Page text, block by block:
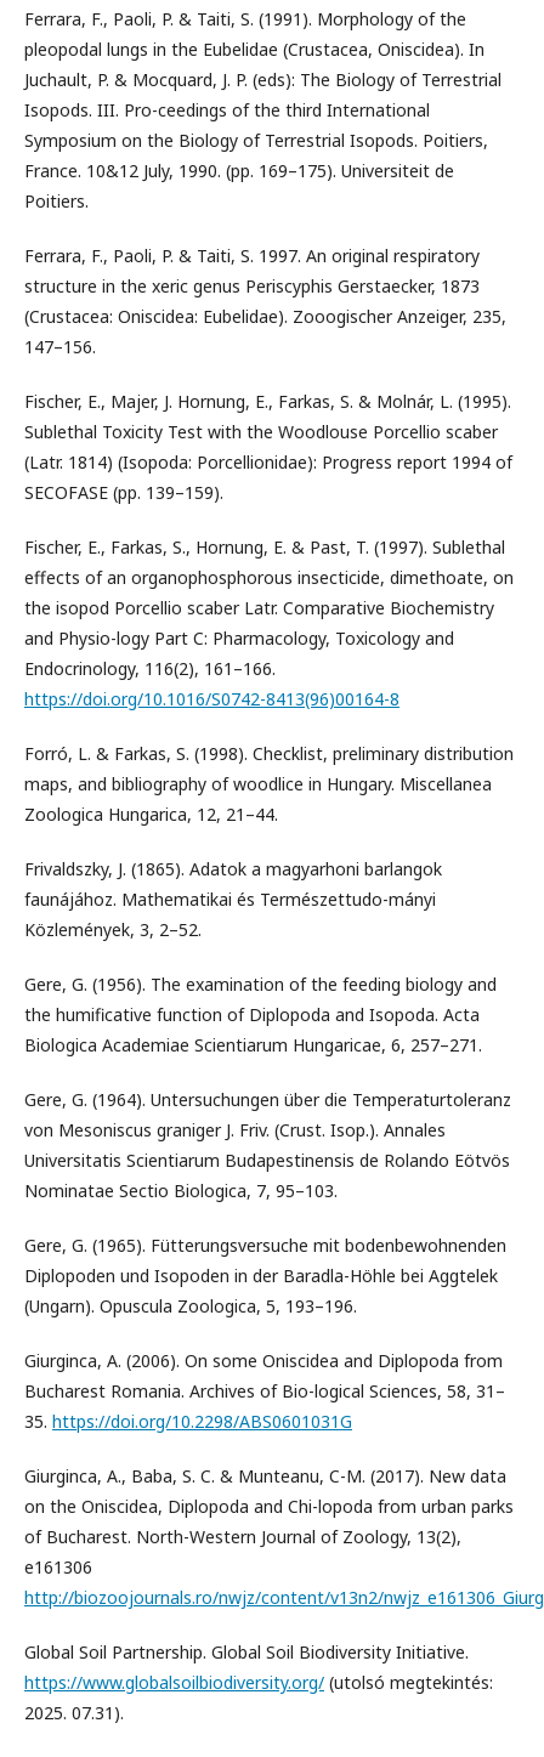
Ferrara, F., Paoli, P. & Taiti, S. (1991). Morphology of the
pleopodal lungs in the Eubelidae (Crustacea, Oniscidea). In
Juchault, P. & Mocquard, J. P. (eds): The Biology of Terrestrial
Isopods. III. Pro-ceedings of the third International
Symposium on the Biology of Terrestrial Isopods. Poitiers,
France. 10&12 July, 1990. (pp. 169–175). Universiteit de
Poitiers.
Ferrara, F., Paoli, P. & Taiti, S. 1997. An original respiratory
structure in the xeric genus Periscyphis Gerstaecker, 1873
(Crustacea: Oniscidea: Eubelidae). Zooogischer Anzeiger, 235,
147–156.
Fischer, E., Majer, J. Hornung, E., Farkas, S. & Molnár, L. (1995).
Sublethal Toxicity Test with the Woodlouse Porcellio scaber
(Latr. 1814) (Isopoda: Porcellionidae): Progress report 1994 of
SECOFASE (pp. 139–159).
Fischer, E., Farkas, S., Hornung, E. & Past, T. (1997). Sublethal
effects of an organophosphorous insecticide, dimethoate, on
the isopod Porcellio scaber Latr. Comparative Biochemistry
and Physio-logy Part C: Pharmacology, Toxicology and
Endocrinology, 116(2), 161–166.
https://doi.org/10.1016/S0742-8413(96)00164-8
Forró, L. & Farkas, S. (1998). Checklist, preliminary distribution
maps, and bibliography of woodlice in Hungary. Miscellanea
Zoologica Hungarica, 12, 21–44.
Frivaldszky, J. (1865). Adatok a magyarhoni barlangok
faunájához. Mathematikai és Természettudo-mányi
Közlemények, 3, 2–52.
Gere, G. (1956). The examination of the feeding biology and
the humificative function of Diplopoda and Isopoda. Acta
Biologica Academiae Scientiarum Hungaricae, 6, 257–271.
Gere, G. (1964). Untersuchungen über die Temperaturtoleranz
von Mesoniscus graniger J. Friv. (Crust. Isop.). Annales
Universitatis Scientiarum Budapestinensis de Rolando Eötvös
Nominatae Sectio Biologica, 7, 95–103.
Gere, G. (1965). Fütterungsversuche mit bodenbewohnenden
Diplopoden und Isopoden in der Baradla-Höhle bei Aggtelek
(Ungarn). Opuscula Zoologica, 5, 193–196.
Giurginca, A. (2006). On some Oniscidea and Diplopoda from
Bucharest Romania. Archives of Bio-logical Sciences, 58, 31–
35. https://doi.org/10.2298/ABS0601031G
Giurginca, A., Baba, S. C. & Munteanu, C-M. (2017). New data
on the Oniscidea, Diplopoda and Chi-lopoda from urban parks
of Bucharest. North-Western Journal of Zoology, 13(2),
e161306
http://biozoojournals.ro/nwjz/content/v13n2/
Global Soil Partnership. Global Soil Biodiversity Initiative.
https://www.globalsoilbiodiversity.org/ (utolsó megtekintés:
2025. 07.31).